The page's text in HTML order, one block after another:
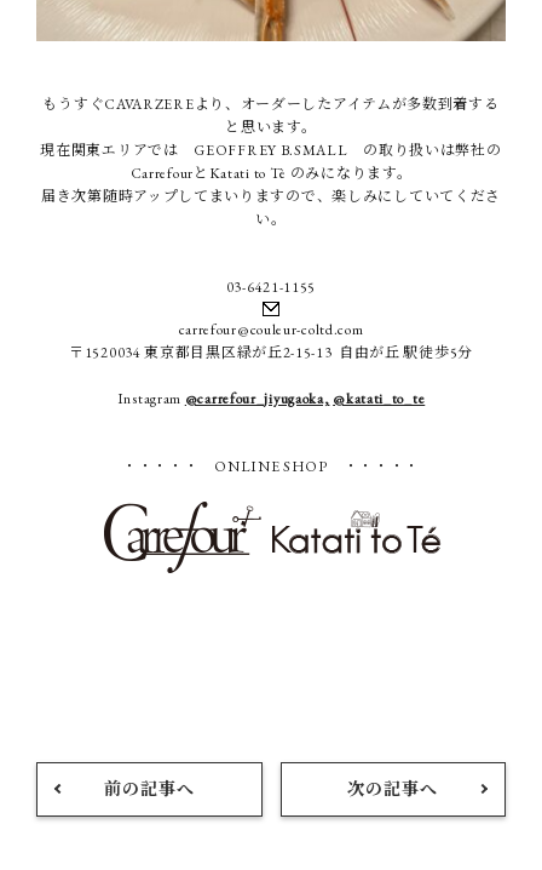
もうすぐCAVARZEREより、オーダーしたアイテムが多数到着する
と思います。
現在関東エリアでは GEOFFREY B.SMALL の取り扱いは弊社の
CarrefourとKatati to Tè のみになります。
届き次第随時アップしてまいりますので、楽しみにしていてくださ
い。
03-6421-1155
carrefour@couleur-coltd.com
〒1520034 東京都目黒区緑が丘2-15-13 自由が丘 駅徒歩5分
Instagram @carrefour_jiyugaoka, @katati_to_te
・・・・・ ONLINE SHOP ・・・・・
前の記事へ 次の記事へ